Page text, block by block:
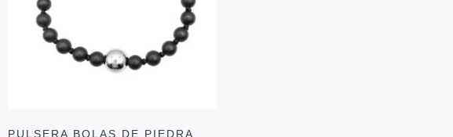
PULSERA BOLAS DE PIEDRA